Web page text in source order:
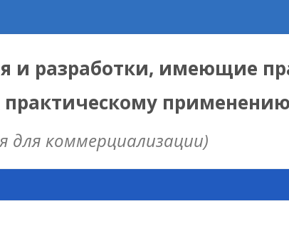
и разработки, имеющие
практическому применению
для коммерциализации)
Skip